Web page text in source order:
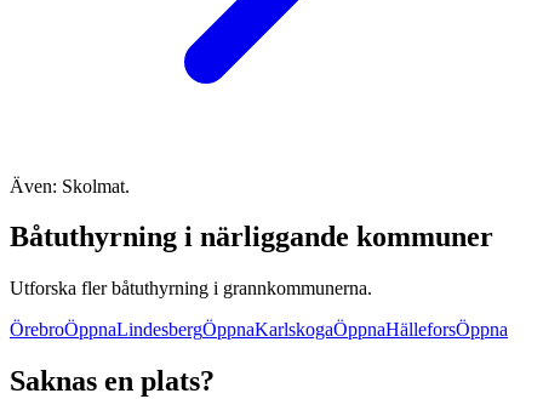
Även: Skolmat.
Båtuthyrning i närliggande kommuner
Utforska fler båtuthyrning i grannkommunerna.
ÖrebroÖppnaLindesbergÖppnaKarlskogaÖppnaHälleforsÖppna
Saknas en plats?